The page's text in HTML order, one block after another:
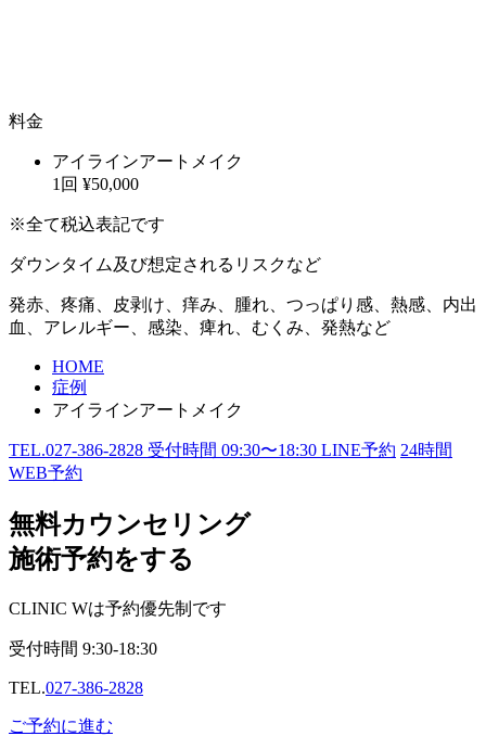
料金
アイラインアートメイク
1回 ¥50,000
※全て税込表記です
ダウンタイム及び想定されるリスクなど
発赤、疼痛、皮剥け、痒み、腫れ、つっぱり感、熱感、内出
血、アレルギー、感染、痺れ、むくみ、発熱など
HOME
症例
アイラインアートメイク
TEL.027-386-2828 受付時間 09:30〜18:30 LINE予約 24時間
WEB予約
無料カウンセリング
施術予約をする
CLINIC Wは予約優先制です
受付時間 9:30-18:30
TEL.027-386-2828
ご予約に進む